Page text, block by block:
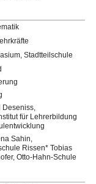
Stadtteilschule
Deseniss,
für Lehrerbildung
Sahin,
Rissen* Tobias
Otto-Hahn-Schule